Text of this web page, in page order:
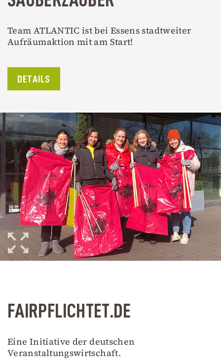
Team ATLANTIC ist bei Essens stadtweiter
Aufräumaktion mit am Start!
DETAILS
FAIRPFLICHTET.DE
Eine Initiative der deutschen
Veranstaltungswirtschaft.